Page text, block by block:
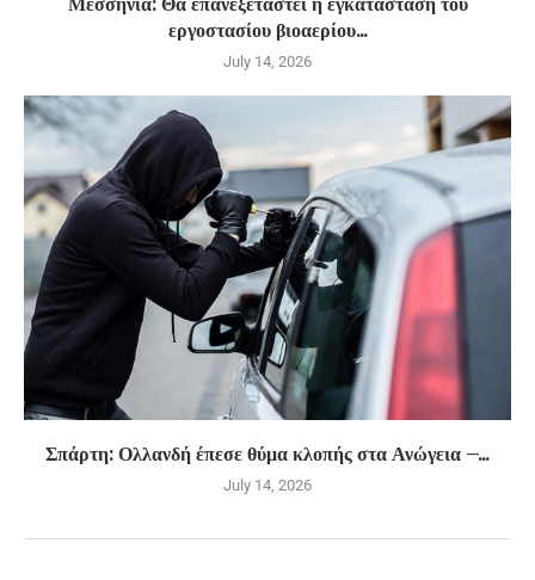
εργοστασίου βιοαερίου...
July 14, 2026
Σπάρτη: Ολλανδή έπεσε θύμα κλοπής στα Ανώγεια –...
July 14, 2026